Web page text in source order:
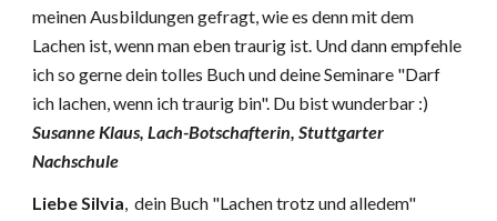
meinen Ausbildungen gefragt, wie es denn mit dem
Lachen ist, wenn man eben traurig ist. Und dann empfehle
ich so gerne dein tolles Buch und deine Seminare "Darf
ich lachen, wenn ich traurig bin". Du bist wunderbar :)
Susanne Klaus, Lach-Botschafterin, Stuttgarter
Nachschule
Liebe Silvia, dein Buch "Lachen trotz und alledem"